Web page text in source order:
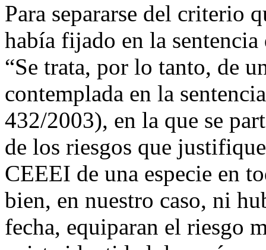
Para separarse del criterio
había fijado en la
“Se trata, por lo tanto, de
contemplada en la
432/2003), en la que se
de los riesgos que
CEEEI de una especie en
bien, en nuestro caso, ni
fecha, equiparan el riesgo